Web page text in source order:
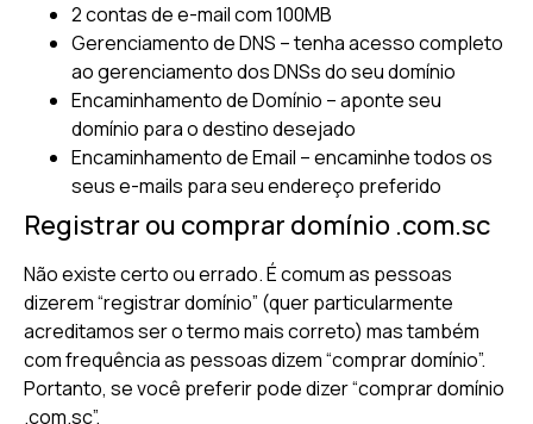
2 contas de e-mail com 100MB
Gerenciamento de DNS – tenha acesso completo
ao gerenciamento dos DNSs do seu domínio
Encaminhamento de Domínio – aponte seu
domínio para o destino desejado
Encaminhamento de Email – encaminhe todos os
seus e-mails para seu endereço preferido
Registrar ou comprar domínio .com.sc
Não existe certo ou errado. É comum as pessoas
dizerem “registrar domínio” (quer particularmente
acreditamos ser o termo mais correto) mas também
com frequência as pessoas dizem “comprar domínio”.
Portanto, se você preferir pode dizer “comprar domínio
.com.sc”.